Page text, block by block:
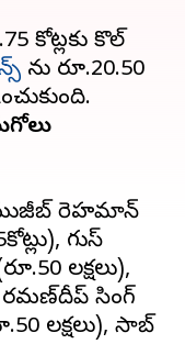
కోట్లకు కొల్
ను రూ.20.50
ముజీబ్ రెహమాన్
గుస్
లక్షలు),
ర‌మ‌ణ్‌దీప్ సింగ్
లక్షలు), సాకిబ్